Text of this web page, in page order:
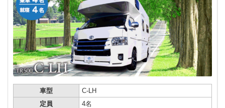
車型
C-LH
定員
4名